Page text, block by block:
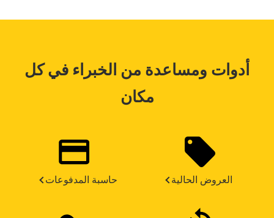
أدوات ومساعدة من الخبراء في كل
مكان
حاسبة المدفوعات العروض الحالية